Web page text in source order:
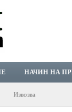
НАЧИН НА
Извозва